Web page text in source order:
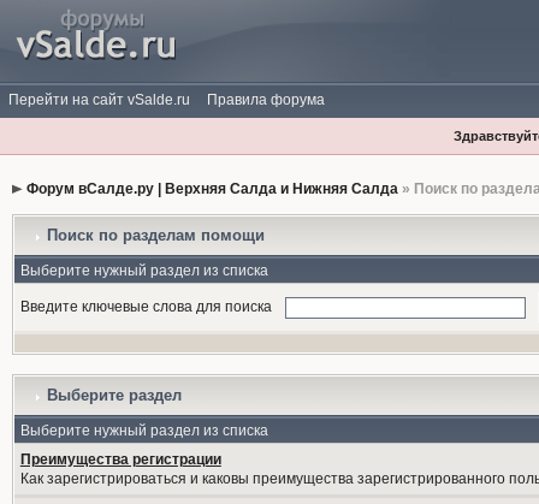
Перейти на сайт vSalde.ru Правила форума
Форум вСалде.ру | Верхняя Салда и Нижняя Салда» Поиск по
Поиск по разделам помощи
Выберите нужный раздел из списка
Введите ключевые слова для поиска
Выберите раздел
Выберите нужный раздел из списка
Преимущества регистрации
Как зарегистрироваться и каковы преимущества зарегистрированного